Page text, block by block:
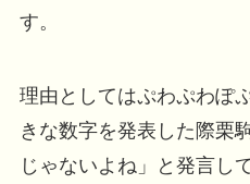
す。
理由としてはぷわぷわぽ
きな数字を発表した際栗
じゃないよね」と発言し